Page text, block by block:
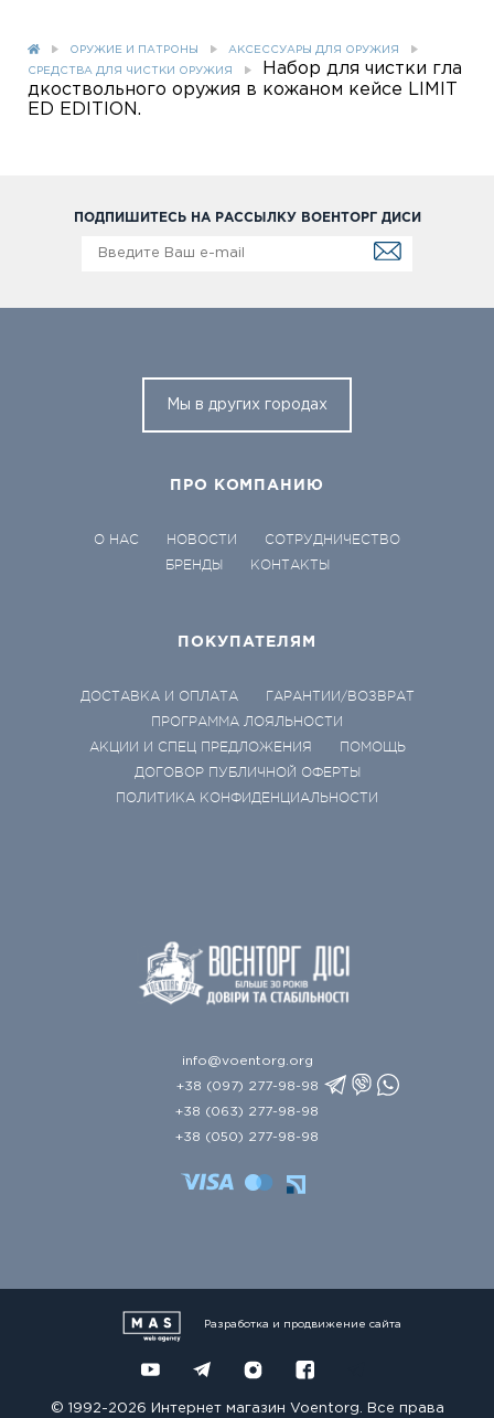
ОРУЖИЕ И ПАТРОНЫ АКСЕССУАРЫ ДЛЯ ОРУЖИЯ
СРЕДСТВА ДЛЯ ЧИСТКИ ОРУЖИЯ
Набор для чистки гла
дкоствольного оружия в кожаном кейсе LIMIT
ED EDITION.
ПОДПИШИТЕСЬ НА РАССЫЛКУ ВОЕНТОРГ ДИСИ
Мы в других городах
ПРО КОМПАНИЮ
О НАС НОВОСТИ
СОТРУДНИЧЕСТВО
БРЕНДЫ
КОНТАКТЫ
ПОКУПАТЕЛЯМ
ДОСТАВКА И ОПЛАТА
ГАРАНТИИ/ВОЗВРАТ
ПРОГРАММА ЛОЯЛЬНОСТИ
АКЦИИ И СПЕЦ ПРЕДЛОЖЕНИЯ
ПОМОЩЬ
ДОГОВОР ПУБЛИЧНОЙ ОФЕРТЫ
ПОЛИТИКА КОНФИДЕНЦИАЛЬНОСТИ
info@voentorg.org
+38 (097) 277-98-98
+38 (063) 277-98-98
+38 (050) 277-98-98
© 1992-2026 Интернет магазин Voentorg. Все права
Разработка и продвижение сайта